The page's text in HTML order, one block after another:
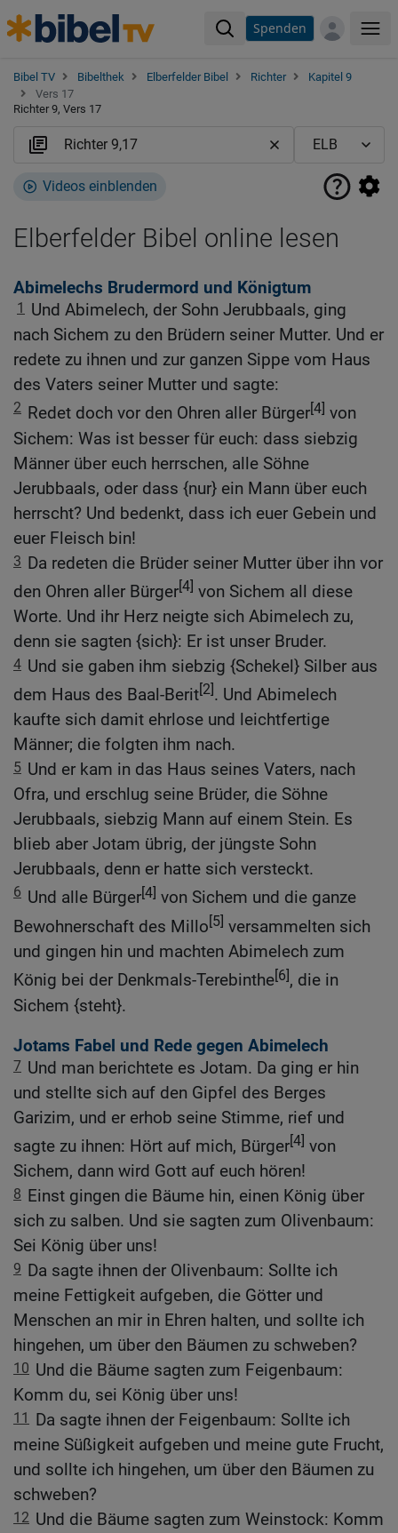
Spenden
Bibel TV Bibelthek Elberfelder Bibel Richter
Kapitel 9
Vers 17
Richter 9, Vers 17
Videos einblenden
Elberfelder Bibel online lesen
Abimelechs Brudermord und Königtum
1
Und Abimelech, der Sohn Jerubbaals, ging
nach Sichem zu den Brüdern seiner Mutter. Und er
redete zu ihnen und zur ganzen Sippe vom Haus
des Vaters seiner Mutter und sagte:
2 Redet doch vor den Ohren aller Bürger[4] von
Sichem: Was ist besser für euch: dass siebzig
Männer über euch herrschen, alle Söhne
Jerubbaals, oder dass {nur} ein Mann über euch
herrscht? Und bedenkt, dass ich euer Gebein und
euer Fleisch bin!
3 Da redeten die Brüder seiner Mutter über ihn vor
den Ohren aller Bürger[4] von Sichem all diese
Worte. Und ihr Herz neigte sich Abimelech zu,
denn sie sagten {sich}: Er ist unser Bruder.
4 Und sie gaben ihm siebzig {Schekel} Silber aus
dem Haus des Baal-Berit[2]. Und Abimelech
kaufte sich damit ehrlose und leichtfertige
Männer; die folgten ihm nach.
5 Und er kam in das Haus seines Vaters, nach
Ofra, und erschlug seine Brüder, die Söhne
Jerubbaals, siebzig Mann auf einem Stein. Es
blieb aber Jotam übrig, der jüngste Sohn
Jerubbaals, denn er hatte sich versteckt.
6 Und alle Bürger[4] von Sichem und die ganze
Bewohnerschaft des Millo[5] versammelten sich
und gingen hin und machten Abimelech zum
König bei der Denkmals-Terebinthe[6], die in
Sichem {steht}.
Jotams Fabel und Rede gegen Abimelech
7 Und man berichtete es Jotam. Da ging er hin
und stellte sich auf den Gipfel des Berges
Garizim, und er erhob seine Stimme, rief und
sagte zu ihnen: Hört auf mich, Bürger[4] von
Sichem, dann wird Gott auf euch hören!
8 Einst gingen die Bäume hin, einen König über
sich zu salben. Und sie sagten zum Olivenbaum:
Sei König über uns!
9 Da sagte ihnen der Olivenbaum: Sollte ich
meine Fettigkeit aufgeben, die Götter und
Menschen an mir in Ehren halten, und sollte ich
hingehen, um über den Bäumen zu schweben?
10 Und die Bäume sagten zum Feigenbaum:
Komm du, sei König über uns!
11 Da sagte ihnen der Feigenbaum: Sollte ich
meine Süßigkeit aufgeben und meine gute Frucht,
und sollte ich hingehen, um über den Bäumen zu
schweben?
12 Und die Bäume sagten zum Weinstock: Komm